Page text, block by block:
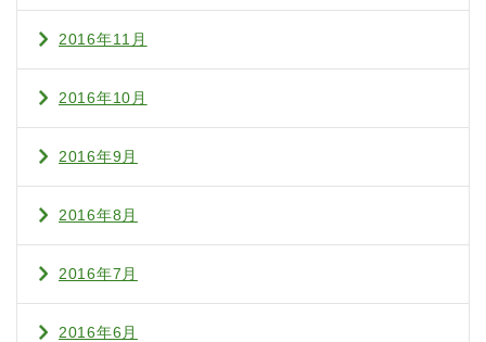
2016年11月
2016年10月
2016年9月
2016年8月
2016年7月
2016年6月